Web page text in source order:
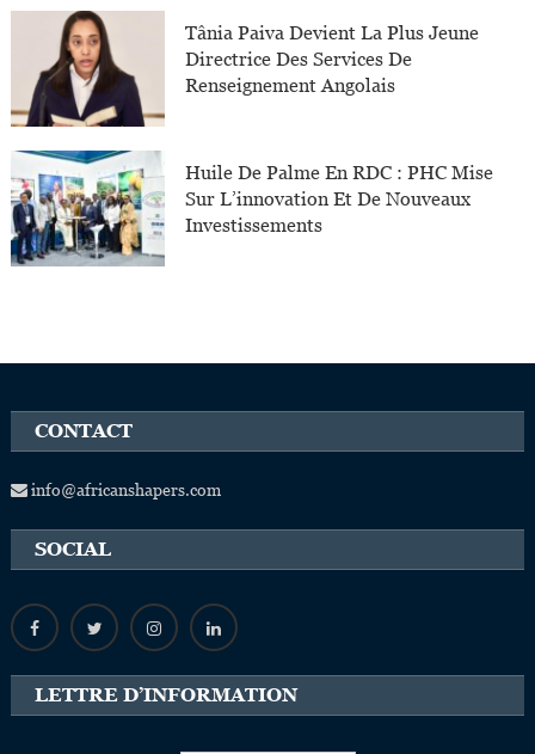
Tânia Paiva Devient La Plus Jeune
Directrice Des Services De
Renseignement Angolais
Huile De Palme En RDC : PHC Mise
Sur L’innovation Et De Nouveaux
Investissements
CONTACT
info@africanshapers.com
SOCIAL
LETTRE D’INFORMATION